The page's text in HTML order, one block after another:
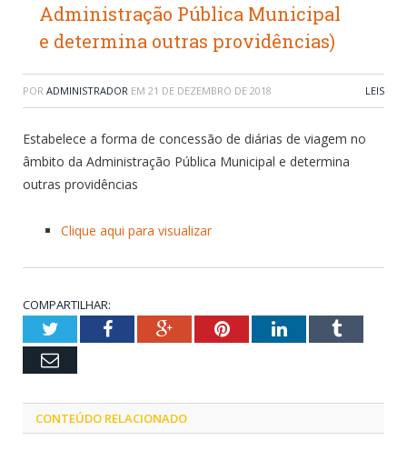
Administração Pública Municipal
e determina outras providências)
POR ADMINISTRADOR EM 21 DE DEZEMBRO DE 2018 LEIS
Estabelece a forma de concessão de diárias de viagem no
âmbito da Administração Pública Municipal e determina
outras providências
Clique aqui para visualizar
COMPARTILHAR:
TwitterFacebookGoogle+PinterestLinkedInTumblr
Email
CONTEÚDO RELACIONADO